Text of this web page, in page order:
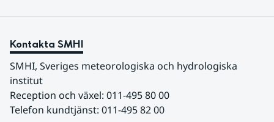
Kontakta SMHI
SMHI, Sveriges meteorologiska och hydrologiska
institut
Reception och växel: 011-495 80 00
Telefon kundtjänst: 011-495 82 00